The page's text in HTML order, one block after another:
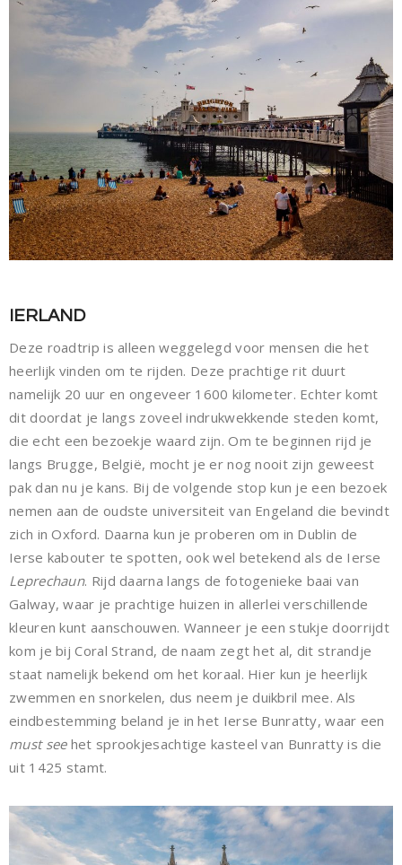
IERLAND
Deze roadtrip is alleen weggelegd voor mensen die het
heerlijk vinden om te rijden. Deze prachtige rit duurt
namelijk 20 uur en ongeveer 1600 kilometer. Echter komt
dit doordat je langs zoveel indrukwekkende steden komt,
die echt een bezoekje waard zijn. Om te beginnen rijd je
langs Brugge, België, mocht je er nog nooit zijn geweest
pak dan nu je kans. Bij de volgende stop kun je een bezoek
nemen aan de oudste universiteit van Engeland die bevindt
zich in Oxford. Daarna kun je proberen om in Dublin de
Ierse kabouter te spotten, ook wel betekend als de Ierse
Leprechaun. Rijd daarna langs de fotogenieke baai van
Galway, waar je prachtige huizen in allerlei verschillende
kleuren kunt aanschouwen. Wanneer je een stukje doorrijdt
kom je bij Coral Strand, de naam zegt het al, dit strandje
staat namelijk bekend om het koraal. Hier kun je heerlijk
zwemmen en snorkelen, dus neem je duikbril mee. Als
eindbestemming beland je in het Ierse Bunratty, waar een
must seehet sprookjesachtige kasteel van Bunratty is die
uit 1425 stamt.